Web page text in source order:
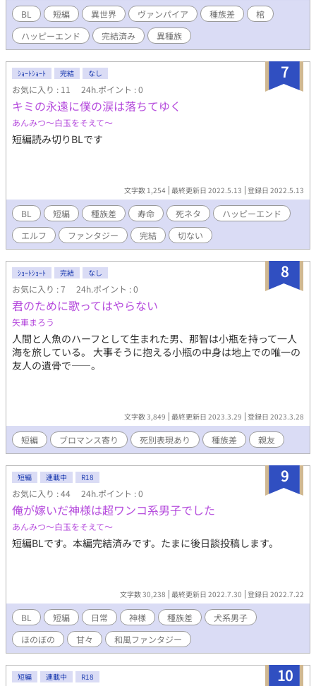
BL 短編 異世界 ヴァンパイア 種族差
棺
ハッピーエンド
完結済み 異種族
7
ｼｮｰﾄｼｮｰﾄ 完結 なし
お気に入り : 11 24h.ポイント : 0
キミの永遠に僕の涙は落ちてゆく
あんみつ～白玉をそえて～
短編読み切りBLです
文字数 1,254 最終更新日 2022.5.13 登録日 2022.5.13
BL 短編 種族差 寿命 死ネタ
ハッピーエンド
エルフ
ファンタジー 完結 切ない
8
ｼｮｰﾄｼｮｰﾄ 完結 なし
お気に入り : 7 24h.ポイント : 0
君のために歌ってはやらない
矢車まろう
人間と人魚のハーフとして生まれた男、那智は小瓶を持って一人
海を旅している。 大事そうに抱える小瓶の中身は地上での唯一の
友人の遺骨で――。
文字数 3,849 最終更新日 2023.3.29 登録日 2023.3.28
短編 ブロマンス寄り 死別表現あり 種族差 親友
9
短編 連載中 R18
お気に入り : 44 24h.ポイント : 0
俺が嫁いだ神様は超ワンコ系男子でした
あんみつ～白玉をそえて～
短編BLです。本編完結済みです。たまに後日談投稿します。
文字数 30,238 最終更新日 2022.7.30 登録日 2022.7.22
BL 短編 日常 神様 種族差
犬系男子
ほのぼの
甘々 和風ファンタジー
10
短編 連載中 R18